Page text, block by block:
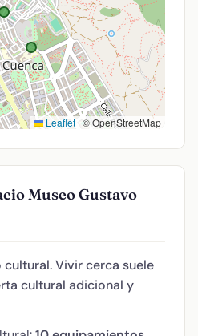
Leaflet |© OpenStreetMap
Museo Gustavo
Vivir cerca suele
cultural adicional y